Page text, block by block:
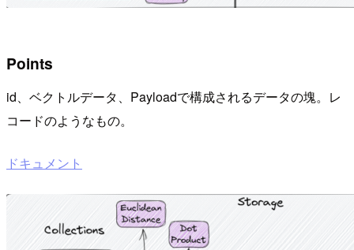
Points
id、ベクトルデータ、Payloadで構成されるデータの塊。レ
コードのようなもの。
ドキュメント